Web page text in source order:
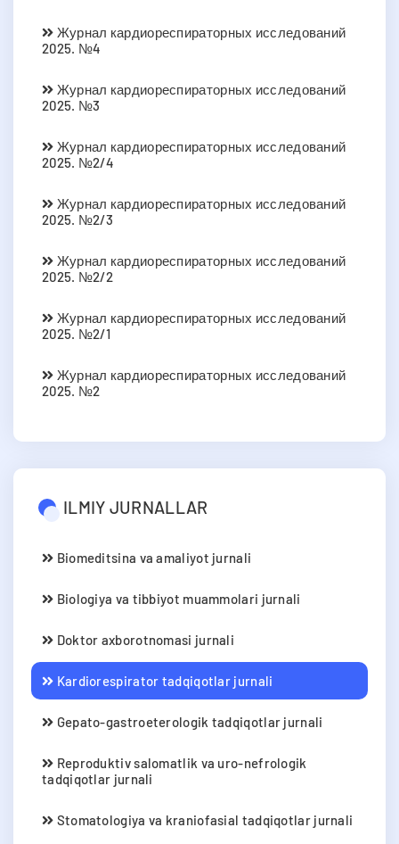
Журнал кардиореспираторных исследований
2025. №4
Журнал кардиореспираторных исследований
2025. №3
Журнал кардиореспираторных исследований
2025. №2/4
Журнал кардиореспираторных исследований
2025. №2/3
Журнал кардиореспираторных исследований
2025. №2/2
Журнал кардиореспираторных исследований
2025. №2/1
Журнал кардиореспираторных исследований
2025. №2
ILMIY JURNALLAR
Biomeditsina va amaliyot jurnali
Biologiya va tibbiyot muammolari jurnali
Doktor axborotnomasi jurnali
Kardiorespirator tadqiqotlar jurnali
Gepato-gastroeterologik tadqiqotlar jurnali
Reproduktiv salomatlik va uro-nefrologik
tadqiqotlar jurnali
Stomatologiya va kraniofasial tadqiqotlar jurnali